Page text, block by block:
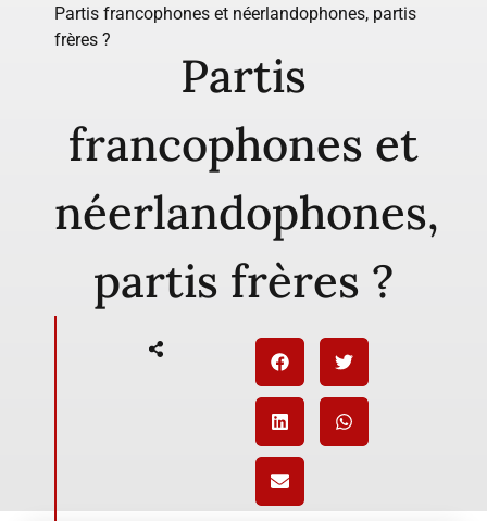
Partis francophones et néerlandophones, partis
frères ?
Partis
francophones et
néerlandophones,
partis frères ?